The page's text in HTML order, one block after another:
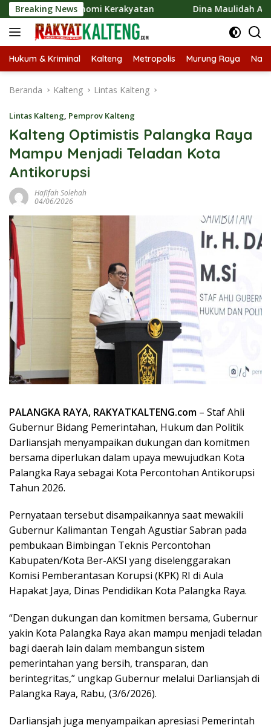
Langsung
ke
konten
Breaking News
Ekonomi Kerakyatan Dina Maulidah Apresiasi
Hukum & Kriminal Kalteng Metropolis Murung Raya
Beranda Kalteng Lintas Kalteng
Lintas Kalteng, Pemprov Kalteng
Kalteng Optimistis Palangka Raya
Mampu Menjadi Teladan Kota
Antikorupsi
Hafifah Solehah
04/06/2026
PALANGKA RAYA, RAKYATKALTENG.com – Staf Ahli
Gubernur Bidang Pemerintahan, Hukum dan Politik
Darliansjah menyampaikan dukungan dan komitmen
bersama diperlukan dalam upaya mewujudkan Kota
Palangka Raya sebagai Kota Percontohan Antikorupsi
Tahun 2026.
Pernyataan tersebut disampaikannya saat mewakili
Gubernur Kalimantan Tengah Agustiar Sabran pada
pembukaan Bimbingan Teknis Percontohan
Kabupaten/Kota Ber-AKSI yang diselenggarakan
Komisi Pemberantasan Korupsi (KPK) RI di Aula
Hapakat Jaya, Dinas Pendidikan Kota Palangka Raya.
“Dengan dukungan dan komitmen bersama, Gubernur
yakin Kota Palangka Raya akan mampu menjadi teladan
bagi daerah lain dalam membangun sistem
pemerintahan yang bersih, transparan, dan
berintegritas,” ungkap Gubernur melalui Darliansjah di
Palangka Raya, Rabu, (3/6/2026).
Darliansjah juga menyampaikan apresiasi Pemerintah